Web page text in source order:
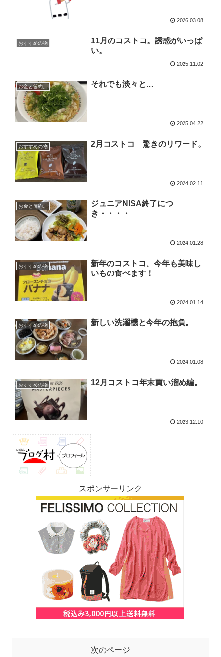
2026.03.08
おすすめの物
11月のコストコ。誘惑がいっぱ
い。
2025.11.02
お金と節約。 それでも淡々と…
2025.04.22
おすすめの物 2月コストコ 驚きのリワード。
2024.02.11
お金と節約。
ジュニアNISA終了につ
き・・・・
2024.01.28
おすすめの物
新年のコストコ、今年も美味し
いもの食べます！
2024.01.14
おすすめの物 新しい洗濯機と今年の抱負。
2024.01.08
おすすめの物 12月コストコ年末買い溜め編。
2023.12.10
スポンサーリンク
次のページ